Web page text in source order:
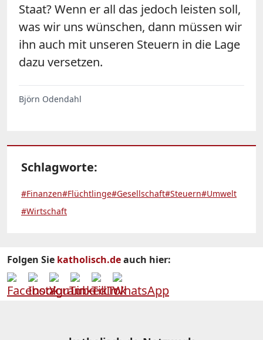
Staat? Wenn er all das jedoch leisten soll,
was wir uns wünschen, dann müssen wir
ihn auch mit unseren Steuern in die Lage
dazu versetzen.
Björn Odendahl
Schlagworte:
#Finanzen#Flüchtlinge#Gesellschaft#Steuern#Umwelt
#Wirtschaft
Folgen Sie katholisch.deauch hier: